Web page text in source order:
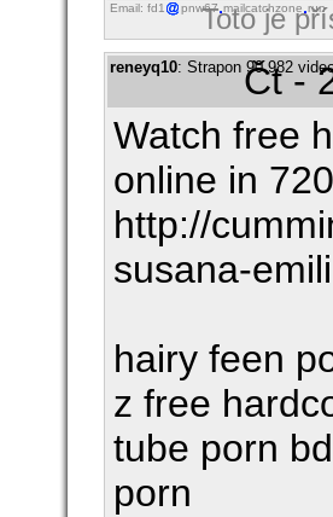
Email: fd1 pnw67 mailcatchzone run
Toto je
reneyq10: Strapon 90 982
Čt -
Watch free
online in
http://
susana-
hairy feen
z free
tube porn
porn